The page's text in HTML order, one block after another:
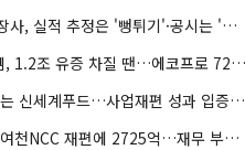
기술특례 상장사, 실적 추정은 '뻥튀기'·공시는 '누락'
에코프로비엠, 1.2조 유증 차질 땐…에코프로 7270억 '독박'
상장사 옷 벗는 신세계푸드…사업재편 성과 입증할까
한화솔루션, 여천NCC 재편에 2725억…재무 부담 커지나